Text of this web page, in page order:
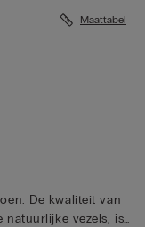
Maattabel
De kwaliteit van
natuurlijke vezels, is